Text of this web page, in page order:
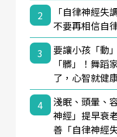
2
「自律神經失
不要再相信自
3
要讓小孩「動
「髒」！舞蹈
了，心智就健
4
淺眠、頭暈、
神經」提早衰
善「自律神經失